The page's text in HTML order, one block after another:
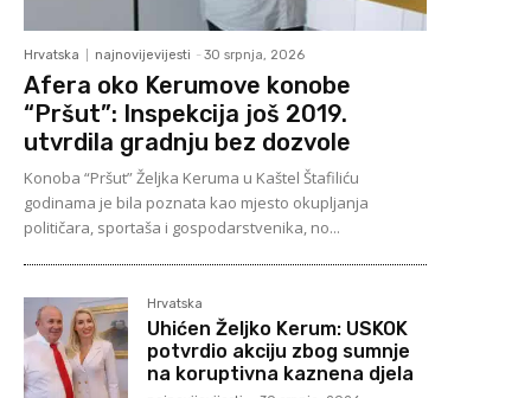
Hrvatska najnovijevijesti - 30 srpnja, 2026
Afera oko Kerumove konobe
“Pršut”: Inspekcija još 2019.
utvrdila gradnju bez dozvole
Konoba “Pršut” Željka Keruma u Kaštel Štafiliću
godinama je bila poznata kao mjesto okupljanja
političara, sportaša i gospodarstvenika, no...
Hrvatska
Uhićen Željko Kerum: USKOK
potvrdio akciju zbog sumnje
na koruptivna kaznena djela